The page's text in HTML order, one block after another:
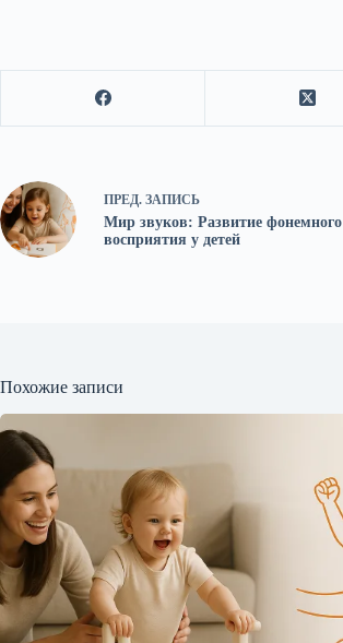
ПРЕД. ЗАПИСЬ
Мир звуков: Развитие фонемного
восприятия у детей
Похожие записи